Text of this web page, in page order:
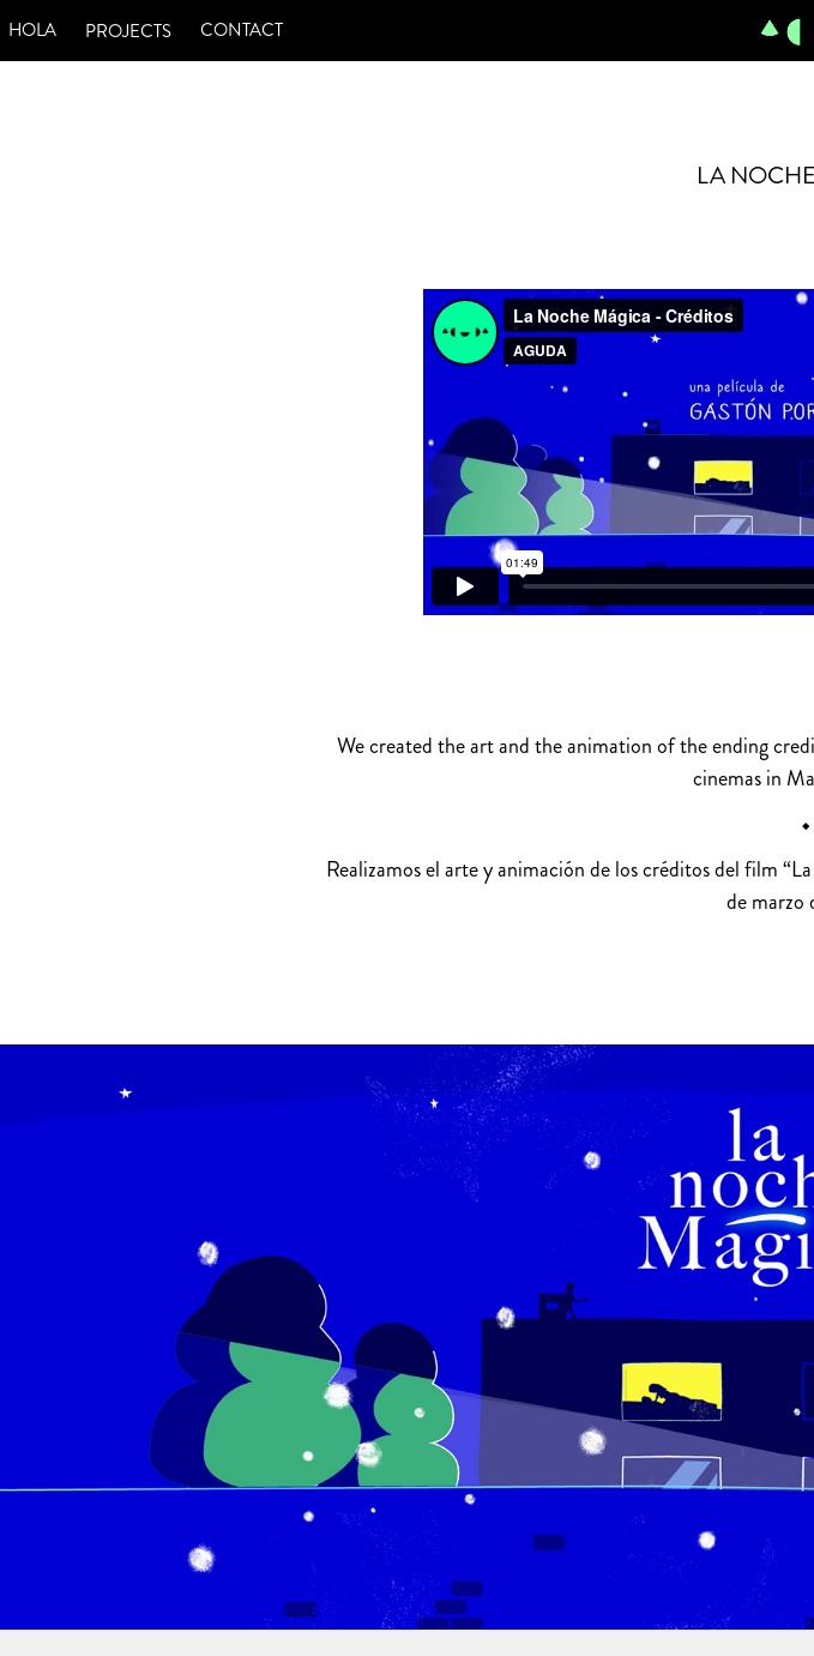
HOLA PROJECTS CONTACT
LA
We created the art and the animation of the ending
cinemas in
⬩
Realizamos el arte y animación de los créditos del film
de marzo